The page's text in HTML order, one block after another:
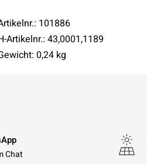
101886
Artikelnr.: 43,0001,1189
0,24 kg
Chat